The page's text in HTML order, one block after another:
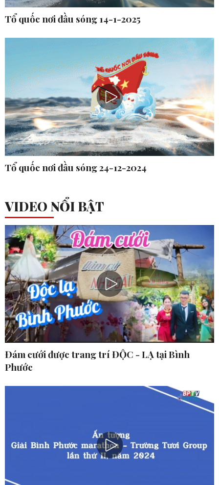
Tổ quốc nơi đầu sóng 14-1-2025
Tổ quốc nơi đầu sóng 24-12-2024
VIDEO NỔI BẬT
Đám cưới được trang trí ĐỘC - LẠ tại Bình
Phước